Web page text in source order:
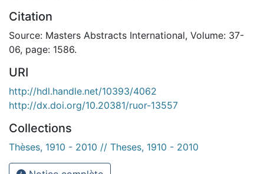
Citation
Source: Masters Abstracts International, Volume: 37-
06, page: 1586.
URI
http://hdl.handle.net/10393/4062
http://dx.doi.org/10.20381/ruor-13557
Collections
Thèses, 1910 - 2010 // Theses, 1910 - 2010